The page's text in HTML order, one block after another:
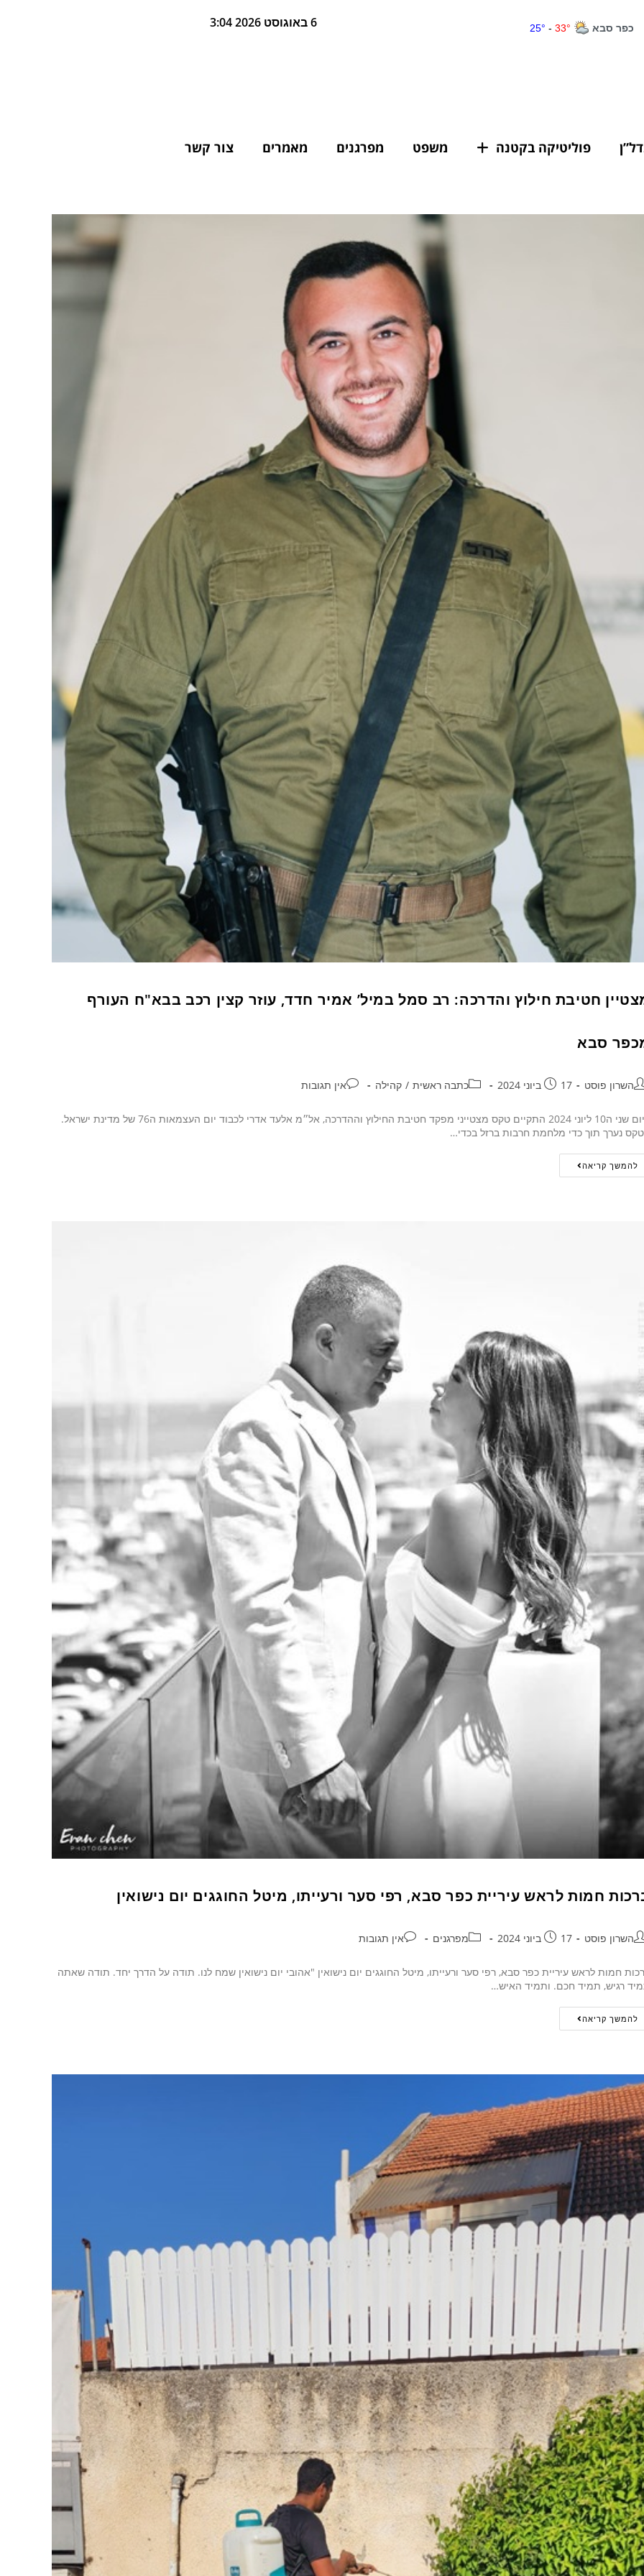
6 באוגוסט 2026 3:04
פוליטיקה בקטנה משפט מפרגנים מאמרים צור קשר
חטיבת חילוץ והדרכה: רב סמל במיל’ אמיר חדד, עוזר קצין רכב בבא"ח העורף
סבא
השרון פוסט 17 ביוני 2024 כתבה ראשית / קהילה אין תגובות
ביום שני ה10 ליוני 2024 התקיים טקס מצטייני מפקד חטיבת החילוץ וההדרכה, אל״מ אלעד אדרי לכבוד יום העצמאות ה76 של מדינת ישראל.
נערך תוך כדי מלחמת חרבות ברזל בכדי…
להמשך קריאה
חמות לראש עיריית כפר סבא, רפי סער ורעייתו, מיטל החוגגים יום נישואין
השרון פוסט 17 ביוני 2024 מפרגנים אין תגובות
חמות לראש עיריית כפר סבא, רפי סער ורעייתו, מיטל החוגגים יום נישואין "אהובי יום נישואין שמח לנו. תודה על הדרך יחד. תודה שאתה
רגיש, תמיד חכם. ותמיד האיש…
להמשך קריאה